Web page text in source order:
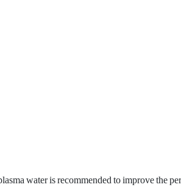
water is recommended to improve the